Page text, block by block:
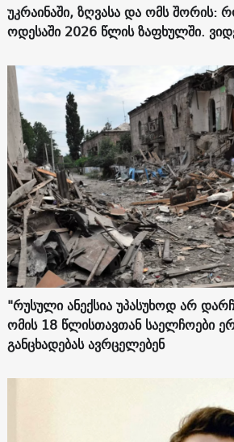
უკრაინაში, ზღვასა და ომს შორის:
ოდესაში 2026 წლის ზაფხულში.
"რუსული ანექსია უპასუხოდ არ
ომის 18 წლისთავთან საელჩოები
განცხადებას ავრცელებენ